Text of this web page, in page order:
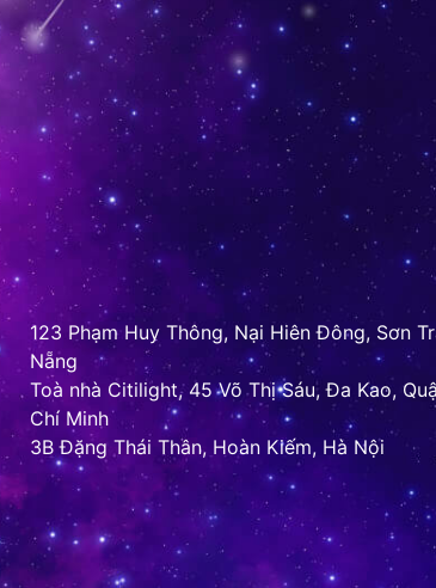
123 Phạm Huy Thông, Nại Hiên Đông, Sơn
Nẵng
Toà nhà Citilight, 45 Võ Thị Sáu, Đa Kao,
Chí Minh
3B Đặng Thái Thân, Hoàn Kiếm, Hà Nội